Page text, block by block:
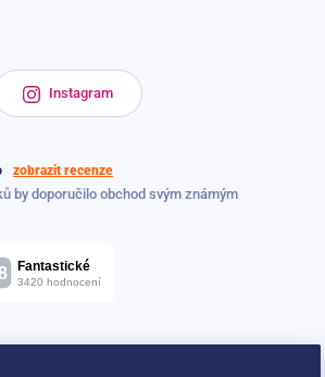
zobrazit recenze
by doporučilo obchod svým známým
Instagram